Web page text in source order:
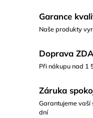
Garance
Naše produkty
Doprava
Při nákupu nad 1
Záruka
Garantujeme vaší
dní